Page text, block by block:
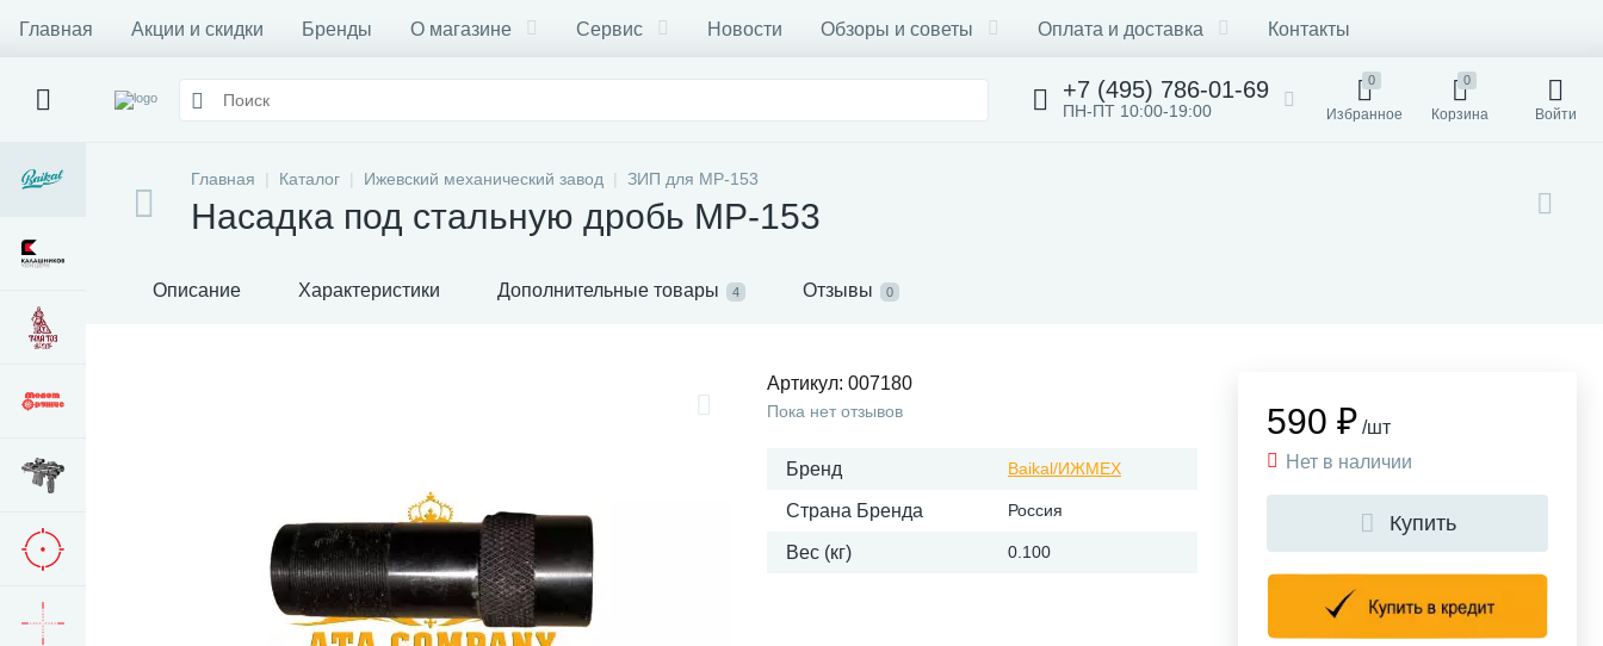
Главная Акции и скидки Бренды О магазине Сервис Новости Обзоры и советы Оплата и доставка Контакты
+7 (495) 786-01-69
ПН-ПТ 10:00-19:00
0
Избранное
0
Корзина Войти
Главная Каталог Ижевский механический завод ЗИП для МР-153
Насадка под стальную дробь МР-153
Описание Характеристики Дополнительные товары 4 Отзывы 0
Артикул: 007180
Пока нет отзывов
Бренд Baikal/ИЖМЕХ
Страна Бренда Россия
Вес (кг) 0.100
590 ₽ /шт
Нет в наличии
Купить